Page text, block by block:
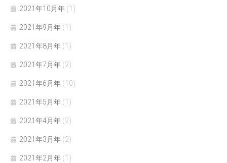
2021年10月年 (1)
2021年9月年 (1)
2021年8月年 (1)
2021年7月年 (2)
2021年6月年 (10)
2021年5月年 (1)
2021年4月年 (2)
2021年3月年 (2)
2021年2月年 (1)